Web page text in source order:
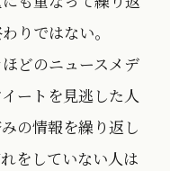
りではない。
どのニュースメデ
ートを見逃した人
の情報を繰り返し
をしていない人は